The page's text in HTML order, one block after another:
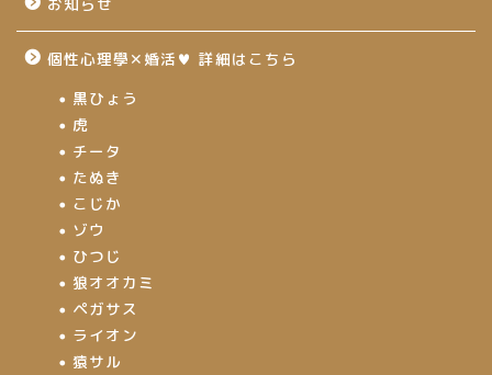
個性心理學✕婚活♥ 詳細はこちら
黒ひょう
虎
チータ
たぬき
こじか
ゾウ
ひつじ
狼オオカミ
ペガサス
ライオン
猿サル